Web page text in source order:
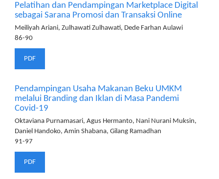
Pelatihan dan Pendampingan Marketplace Digital
sebagai Sarana Promosi dan Transaksi Online
Meiliyah Ariani, Zulhawati Zulhawati, Dede Farhan Aulawi
86-90
PDF
Pendampingan Usaha Makanan Beku UMKM
melalui Branding dan Iklan di Masa Pandemi
Covid-19
Oktaviana Purnamasari, Agus Hermanto, Nani Nurani Muksin,
Daniel Handoko, Amin Shabana, Gilang Ramadhan
91-97
PDF